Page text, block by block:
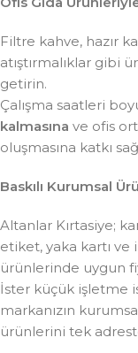
Filtre kahve, hazır
atıştırmalıklar gibi
getirin.
Çalışma saatleri
kalmasına ve ofis
oluşmasına katkı
Baskılı Kurumsal
Altanlar Kırtasiye;
etiket, yaka kartı ve
ürünlerinde uygun
İster küçük işletme
markanızın
ürünlerini tek